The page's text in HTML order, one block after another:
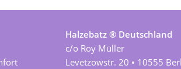
Halzebatz ® Deutschland
c/o Roy Müller
Levetzowstr. 20 • 10555